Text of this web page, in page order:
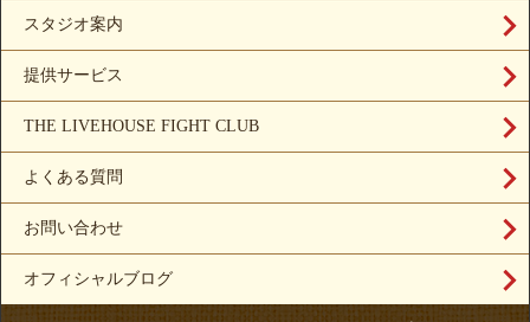
スタジオ案内
提供サービス
THE LIVEHOUSE FIGHT CLUB
よくある質問
お問い合わせ
オフィシャルブログ